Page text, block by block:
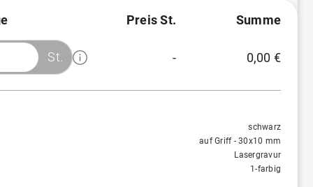
Preis St. Summe
St. - 0,00 €
schwarz
auf Griff - 30x10 mm
Lasergravur
1-farbig